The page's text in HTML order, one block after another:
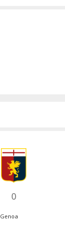
0
Genoa